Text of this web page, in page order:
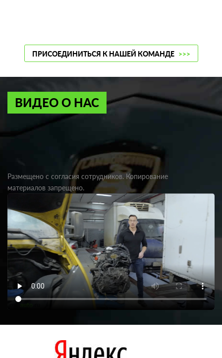
ПРИСОЕДИНИТЬСЯ К НАШЕЙ КОМАНДЕ >>>
ВИДЕО О НАС
Размещено с согласия сотрудников. Копирование
материалов запрещено.